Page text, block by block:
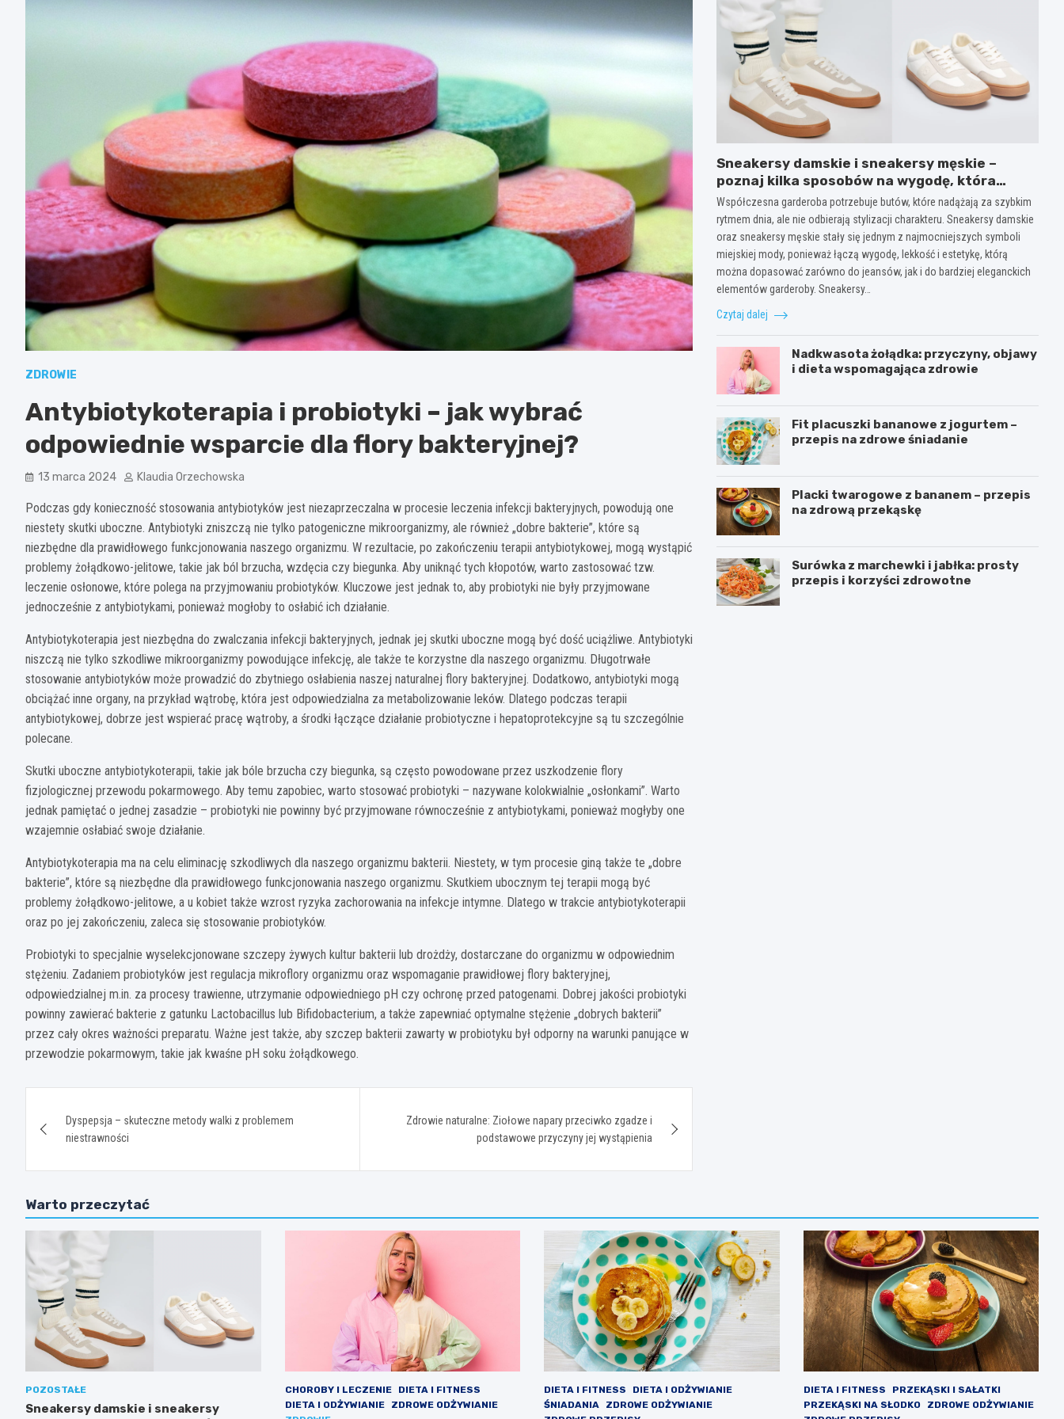
ZDROWIE
Antybiotykoterapia i probiotyki – jak wybrać
odpowiednie wsparcie dla flory bakteryjnej?
13 marca 2024 Klaudia Orzechowska
Podczas gdy konieczność stosowania antybiotyków jest niezaprzeczalna w procesie leczenia infekcji bakteryjnych, powodują one
niestety skutki uboczne. Antybiotyki zniszczą nie tylko patogeniczne mikroorganizmy, ale również „dobre bakterie”, które są
niezbędne dla prawidłowego funkcjonowania naszego organizmu. W rezultacie, po zakończeniu terapii antybiotykowej, mogą wystąpić
problemy żołądkowo-jelitowe, takie jak ból brzucha, wzdęcia czy biegunka. Aby uniknąć tych kłopotów, warto zastosować tzw.
leczenie osłonowe, które polega na przyjmowaniu probiotyków. Kluczowe jest jednak to, aby probiotyki nie były przyjmowane
jednocześnie z antybiotykami, ponieważ mogłoby to osłabić ich działanie.
Antybiotykoterapia jest niezbędna do zwalczania infekcji bakteryjnych, jednak jej skutki uboczne mogą być dość uciążliwe. Antybiotyki
niszczą nie tylko szkodliwe mikroorganizmy powodujące infekcję, ale także te korzystne dla naszego organizmu. Długotrwałe
stosowanie antybiotyków może prowadzić do zbytniego osłabienia naszej naturalnej flory bakteryjnej. Dodatkowo, antybiotyki mogą
obciążać inne organy, na przykład wątrobę, która jest odpowiedzialna za metabolizowanie leków. Dlatego podczas terapii
antybiotykowej, dobrze jest wspierać pracę wątroby, a środki łączące działanie probiotyczne i hepatoprotekcyjne są tu szczególnie
polecane.
Skutki uboczne antybiotykoterapii, takie jak bóle brzucha czy biegunka, są często powodowane przez uszkodzenie flory
fizjologicznej przewodu pokarmowego. Aby temu zapobiec, warto stosować probiotyki – nazywane kolokwialnie „osłonkami”. Warto
jednak pamiętać o jednej zasadzie – probiotyki nie powinny być przyjmowane równocześnie z antybiotykami, ponieważ mogłyby one
wzajemnie osłabiać swoje działanie.
Antybiotykoterapia ma na celu eliminację szkodliwych dla naszego organizmu bakterii. Niestety, w tym procesie giną także te „dobre
bakterie”, które są niezbędne dla prawidłowego funkcjonowania naszego organizmu. Skutkiem ubocznym tej terapii mogą być
problemy żołądkowo-jelitowe, a u kobiet także wzrost ryzyka zachorowania na infekcje intymne. Dlatego w trakcie antybiotykoterapii
oraz po jej zakończeniu, zaleca się stosowanie probiotyków.
Probiotyki to specjalnie wyselekcjonowane szczepy żywych kultur bakterii lub drożdży, dostarczane do organizmu w odpowiednim
stężeniu. Zadaniem probiotyków jest regulacja mikroflory organizmu oraz wspomaganie prawidłowej flory bakteryjnej,
odpowiedzialnej m.in. za procesy trawienne, utrzymanie odpowiedniego pH czy ochronę przed patogenami. Dobrej jakości probiotyki
powinny zawierać bakterie z gatunku Lactobacillus lub Bifidobacterium, a także zapewniać optymalne stężenie „dobrych bakterii”
przez cały okres ważności preparatu. Ważne jest także, aby szczep bakterii zawarty w probiotyku był odporny na warunki panujące w
przewodzie pokarmowym, takie jak kwaśne pH soku żołądkowego.
wpisuDyspepsja – skuteczne metody walki z problemem
niestrawności
Zdrowie naturalne: Ziołowe napary przeciwko zgadze i
podstawowe przyczyny jej wystąpienia
Sneakersy damskie i sneakersy męskie –
poznaj kilka sposobów na wygodę, która
wygląda modnie każdego dnia
Współczesna garderoba potrzebuje butów, które nadążają za szybkim
rytmem dnia, ale nie odbierają stylizacji charakteru. Sneakersy damskie
oraz sneakersy męskie stały się jednym z najmocniejszych symboli
miejskiej mody, ponieważ łączą wygodę, lekkość i estetykę, którą
można dopasować zarówno do jeansów, jak i do bardziej eleganckich
elementów garderoby. Sneakersy…
Czytaj dalej
Nadkwasota żołądka: przyczyny, objawy
i dieta wspomagająca zdrowie
Fit placuszki bananowe z jogurtem –
przepis na zdrowe śniadanie
Placki twarogowe z bananem – przepis
na zdrową przekąskę
Surówka z marchewki i jabłka: prosty
przepis i korzyści zdrowotne
Warto przeczytać
POZOSTAŁE
Sneakersy damskie i sneakersy
CHOROBY I LECZENIE
DIETA I FITNESS
DIETA I ODŻYWIANIE
ZDROWE ODŻYWIANIE
DIETA I FITNESS
DIETA I ODŻYWIANIE
ŚNIADANIA
ZDROWE ODŻYWIANIE
DIETA I FITNESS
PRZEKĄSKI I SAŁATKI
PRZEKĄSKI NA SŁODKO
ZDROWE ODŻYWIANIE